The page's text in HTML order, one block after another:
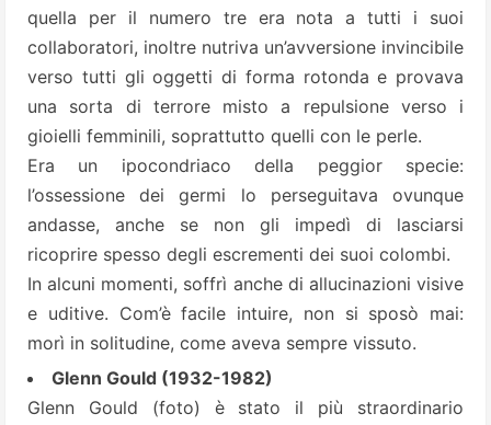
quella per il numero tre era nota a tutti i suoi
collaboratori, inoltre nutriva un’avversione invincibile
verso tutti gli oggetti di forma rotonda e provava
una sorta di terrore misto a repulsione verso i
gioielli femminili, soprattutto quelli con le perle.
Era un ipocondriaco della peggior specie:
l’ossessione dei germi lo perseguitava ovunque
andasse, anche se non gli impedì di lasciarsi
ricoprire spesso degli escrementi dei suoi colombi.
In alcuni momenti, soffrì anche di allucinazioni visive
e uditive. Com’è facile intuire, non si sposò mai:
morì in solitudine, come aveva sempre vissuto.
Glenn Gould (1932-1982)
Glenn Gould (foto) è stato il più straordinario